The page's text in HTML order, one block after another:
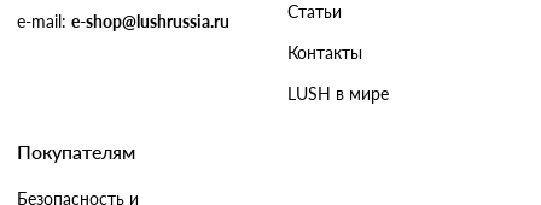
e-mail: e-shop@lushrussia.ru
Статьи
Контакты
LUSH в мире
Покупателям
Безопасность и